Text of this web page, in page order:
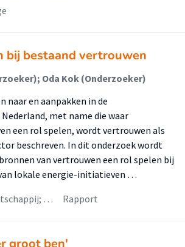
bij bestaand vertrouwen
Oda Kok (Onderzoeker)
naar en aanpakken in de
met name die waar
een rol spelen, wordt vertrouwen als
beschreven. In dit onderzoek wordt
van vertrouwen een rol spelen bij
lokale energie-initiatieven …
… Rapport
groot ben'